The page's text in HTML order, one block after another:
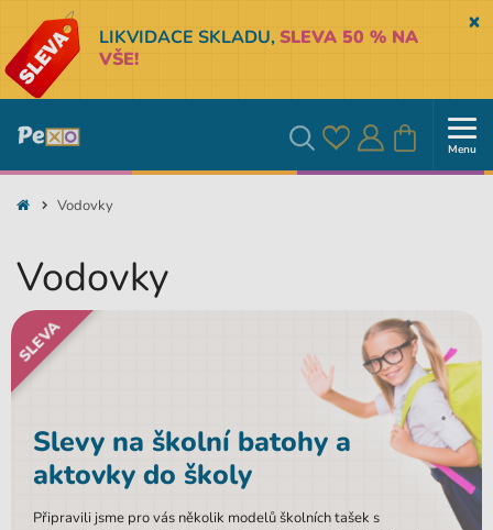
LIKVIDACE SKLADU,SLEVA 50 % NA
VŠE!
Vyhledávání
OblíbenéPřihlásit
Košík Menu
Vodovky
Vodovky
SLEVA
Slevy na školní batohy a
aktovky do školy
Připravili jsme pro vás několik modelů školních tašek s